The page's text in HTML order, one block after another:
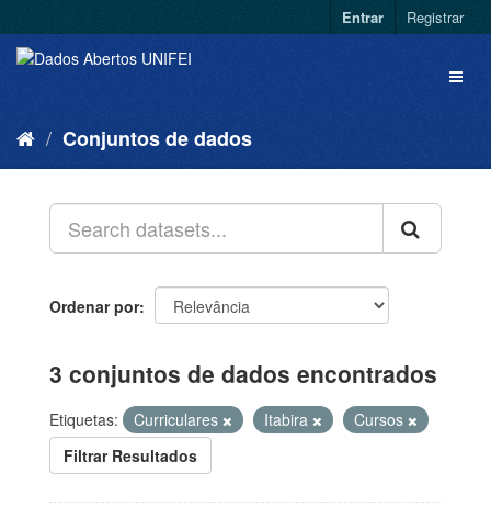
Entrar Registrar
Conjuntos de dados
Ordenar por
3 conjuntos de dados encontrados
Etiquetas: Curriculares Itabira
Cursos
Filtrar Resultados